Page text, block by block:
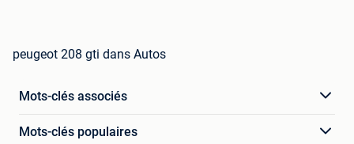
peugeot 208 gti dans Autos
Mots-clés associés
Mots-clés populaires